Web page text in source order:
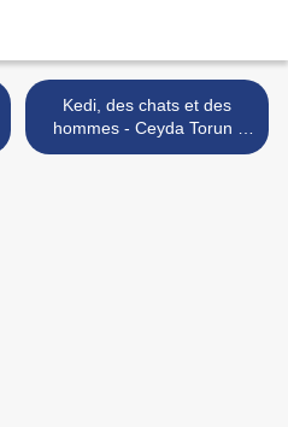
Kedi, des chats et des
hommes - Ceyda Torun /
L'échange des princesses -